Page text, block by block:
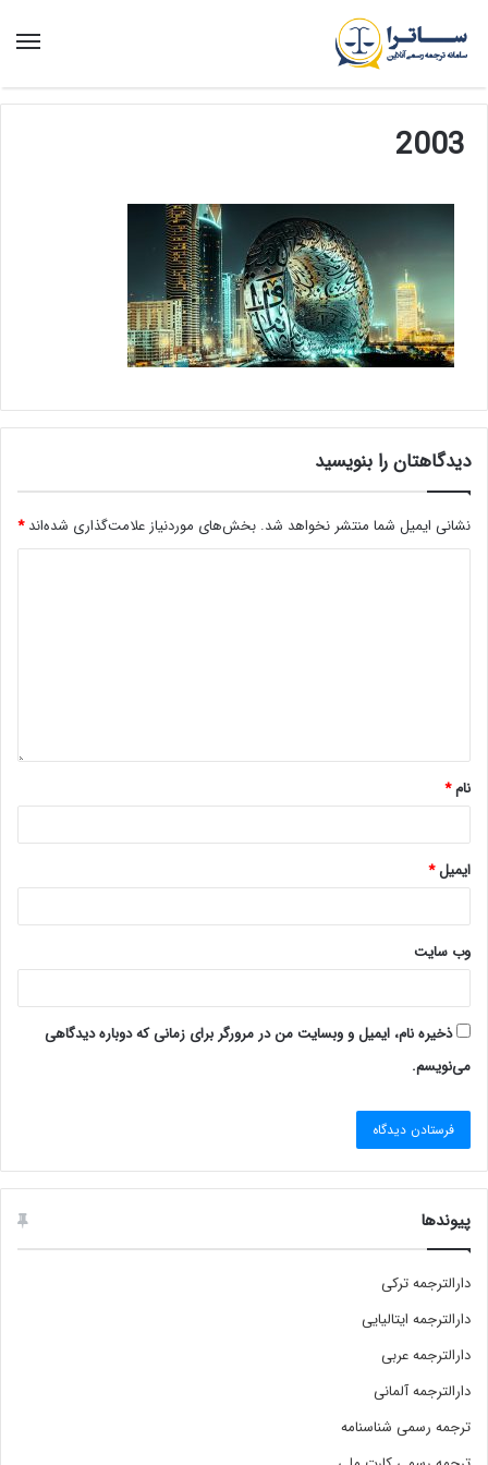
منو
2003
دیدگاهتان را بنویسید
نشانی ایمیل شما منتشر نخواهد شد. بخش‌های موردنیاز علامت‌گذاری شده‌اند*
نام*
ایمیل*
وب‌ سایت
ذخیره نام، ایمیل و وبسایت من در مرورگر برای زمانی که دوباره دیدگاهی
می‌نویسم.
پیوندها
دارالترجمه ترکی
دارالترجمه ایتالیایی
دارالترجمه عربی
دارالترجمه آلمانی
ترجمه رسمی شناسنامه